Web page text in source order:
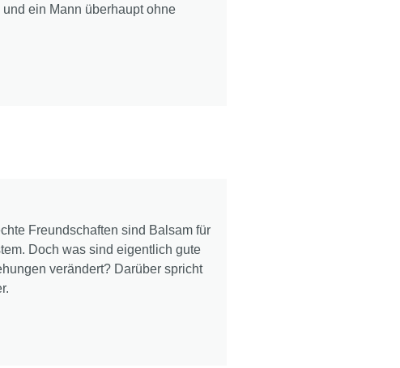
ein Mann überhaupt ohne
Freundschaften sind Balsam für
Doch was sind eigentlich gute
verändert? Darüber spricht